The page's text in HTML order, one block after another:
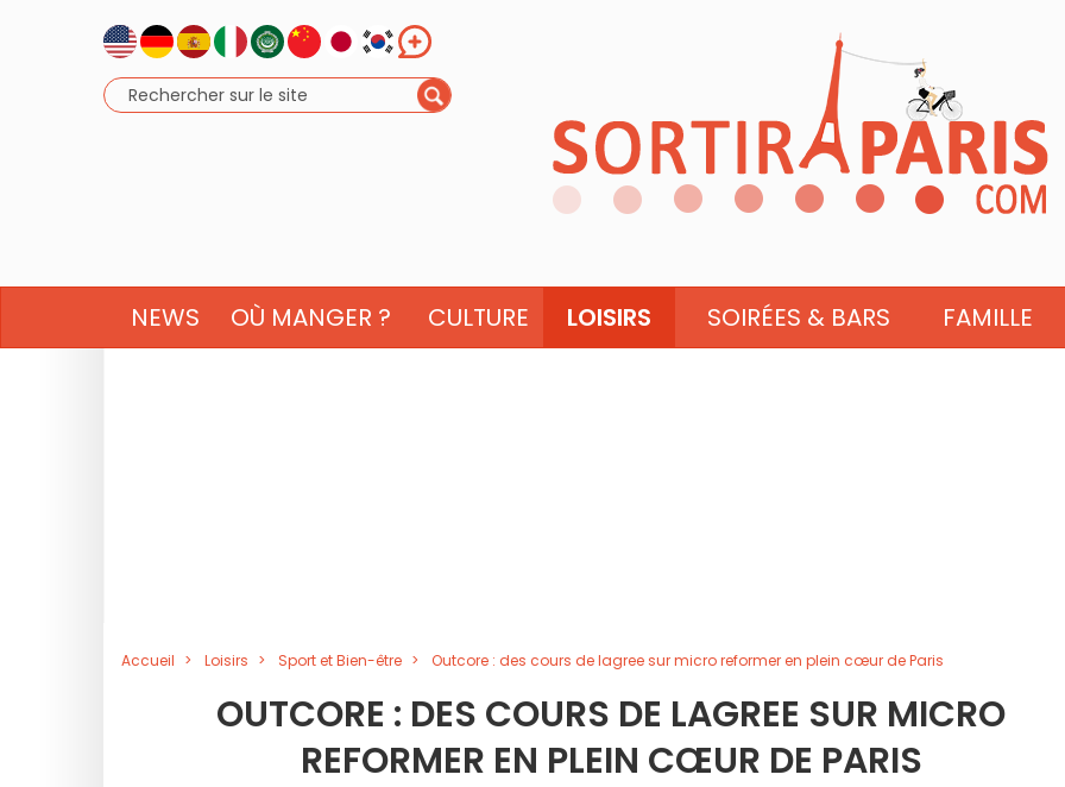
NEWS OÙ MANGER ? CULTURE LOISIRS SOIRÉES & BARS FAMILLE
Accueil Loisirs Sport et Bien-être Outcore : des cours de lagree sur micro reformer en plein cœur de Paris
OUTCORE : DES COURS DE LAGREE SUR MICRO
REFORMER EN PLEIN CŒUR DE PARIS